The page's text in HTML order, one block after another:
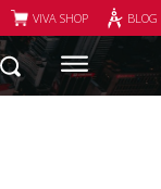
VIVA SHOP